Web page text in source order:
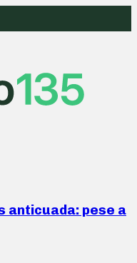
anticuada: pese a